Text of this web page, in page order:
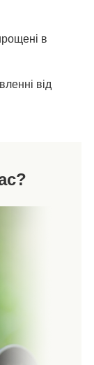
в
від